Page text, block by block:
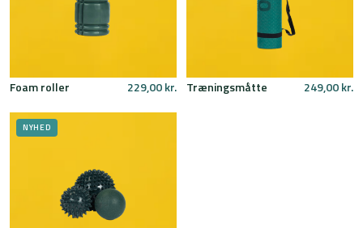
Foam roller 229,00kr. Træningsmåtte 249,00kr.
NYHED